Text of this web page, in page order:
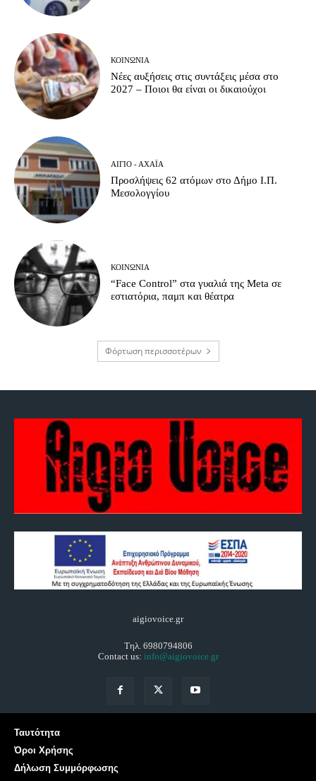
ΚΟΙΝΩΝΊΑ
Νέες αυξήσεις στις συντάξεις μέσα στο
2027 – Ποιοι θα είναι οι δικαιούχοι
ΑΊΓΙΟ - ΑΧΑΪ́Α
Προσλήψεις 62 ατόμων στο Δήμο Ι.Π.
Μεσολογγίου
ΚΟΙΝΩΝΊΑ
“Face Control” στα γυαλιά της Meta σε
εστιατόρια, παμπ και θέατρα
Φόρτωση περισσοτέρων
aigiovoice.gr
Τηλ. 6980794806
Contact us: info@aigiovoice.gr
Ταυτότητα
Όροι Χρήσης
Δήλωση Συμμόρφωσης